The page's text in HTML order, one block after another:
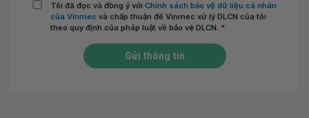
Tôi đã đọc và đồng ý với Chính sách bảo vệ dữ liệu cá nhân
của Vinmec và chấp thuận để Vinmec xử lý DLCN của tôi
theo quy định của pháp luật về bảo vệ DLCN. *
Gửi thông tin